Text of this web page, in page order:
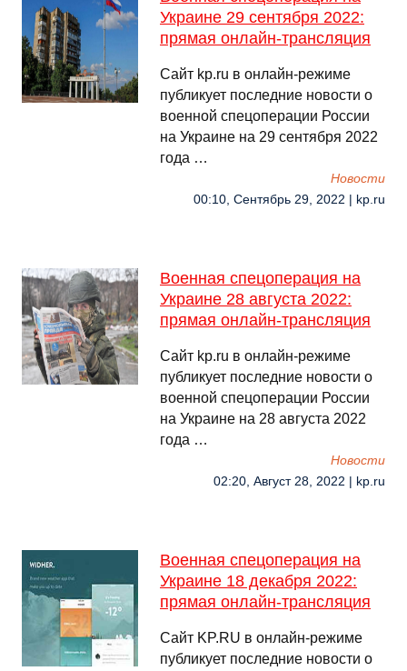
Украине 29 сентября 2022:
прямая онлайн-трансляция
Сайт kp.ru в онлайн-режиме
публикует последние новости о
военной спецоперации России
на Украине на 29 сентября 2022
года …
Новости
00:10, Сентябрь 29, 2022 | kp.ru
Военная спецоперация на
Украине 28 августа 2022:
прямая онлайн-трансляция
Сайт kp.ru в онлайн-режиме
публикует последние новости о
военной спецоперации России
на Украине на 28 августа 2022
года …
Новости
02:20, Август 28, 2022 | kp.ru
Военная спецоперация на
Украине 18 декабря 2022:
прямая онлайн-трансляция
Сайт KP.RU в онлайн-режиме
публикует последние новости о